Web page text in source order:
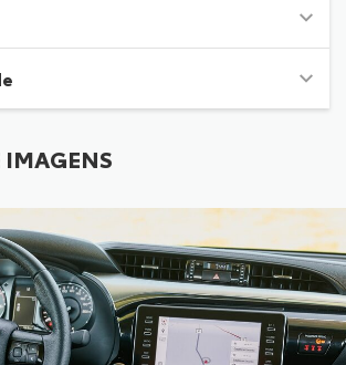
IMAGENS